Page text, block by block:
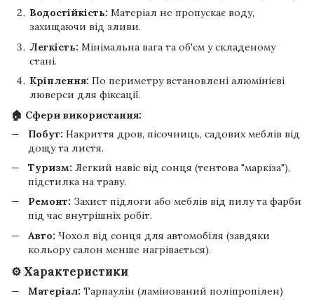
Водостійкість: Матеріал не пропускає воду,
захищаючи від зливи.
Легкість: Мінімальна вага та об'єм у складеному
стані.
Кріплення: По периметру встановлені алюмінієві
люверси для фіксації.
🏠 Сфери використання:
Побут: Накриття дров, пісочниць, садових меблів від
дощу та листя.
Туризм: Легкий навіс від сонця (тентова "маркіза"),
підстилка на траву.
Ремонт: Захист підлоги або меблів від пилу та фарби
під час внутрішніх робіт.
Авто: Чохол від сонця для автомобіля (завдяки
кольору салон менше нагрівається).
⚙️ Характеристики
Матеріал: Тарпаулін (ламінований поліпропілен)